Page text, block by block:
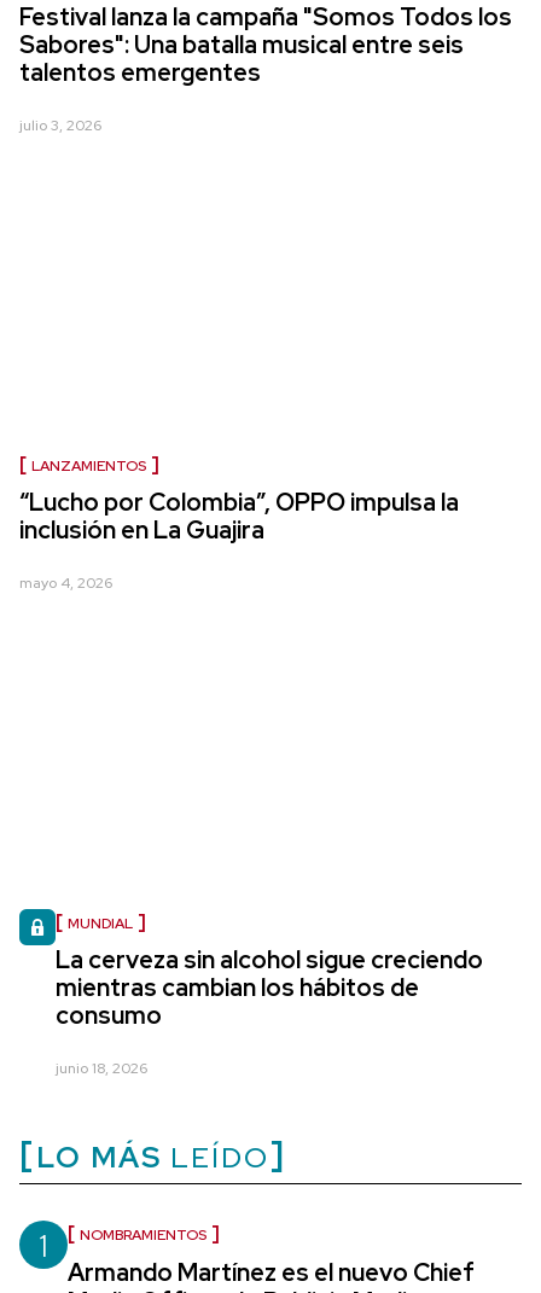
Festival lanza la campaña "Somos Todos los
Sabores": Una batalla musical entre seis
talentos emergentes
julio 3, 2026
LANZAMIENTOS
“Lucho por Colombia”, OPPO impulsa la
inclusión en La Guajira
mayo 4, 2026
MUNDIAL
La cerveza sin alcohol sigue creciendo
mientras cambian los hábitos de
consumo
junio 18, 2026
LO MÁS LEÍDO
1 NOMBRAMIENTOS
Armando Martínez es el nuevo Chief